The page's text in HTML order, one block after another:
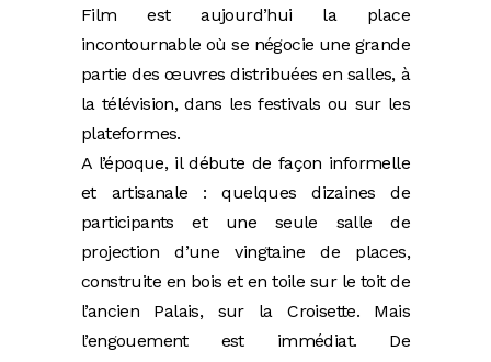
Film est aujourd’hui la place
incontournable où se négocie une grande
partie des œuvres distribuées en salles, à
la télévision, dans les festivals ou sur les
plateformes.
A l’époque, il débute de façon informelle
et artisanale : quelques dizaines de
participants et une seule salle de
projection d’une vingtaine de places,
construite en bois et en toile sur le toit de
l’ancien Palais, sur la Croisette. Mais
l’engouement est immédiat. De